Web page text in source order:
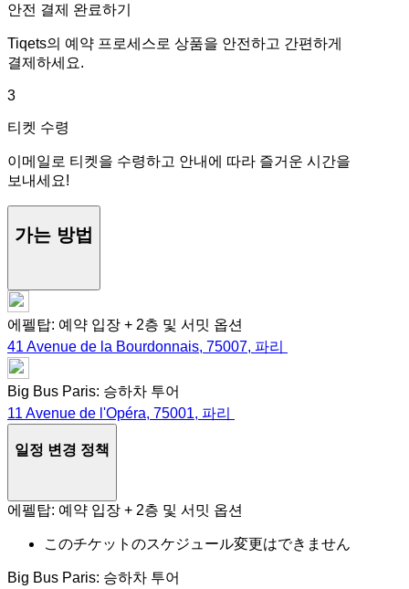
안전 결제 완료하기
Tiqets의 예약 프로세스로 상품을 안전하고 간편하게
결제하세요.
3
티켓 수령
이메일로 티켓을 수령하고 안내에 따라 즐거운 시간을
보내세요!
가는 방법
에펠탑: 예약 입장 + 2층 및 서밋 옵션
41 Avenue de la Bourdonnais, 75007, 파리
Big Bus Paris: 승하차 투어
11 Avenue de l'Opéra, 75001, 파리
일정 변경 정책
에펠탑: 예약 입장 + 2층 및 서밋 옵션
このチケットのスケジュール変更はできません
Big Bus Paris: 승하차 투어